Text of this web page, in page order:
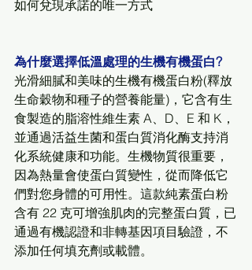
如何兌現承諾的唯一方式
為什麼選擇低溫處理的生機有機蛋白?
光滑細膩和美味的生機有機蛋白粉(釋放
生命穀物和種子的營養能量)，它含有生
食製造的脂溶性維生素 A、D、E 和 K，
並通過活益生菌和蛋白質消化酶支持消
化系統健康和功能。生機物質很重要，
因為熱量會使蛋白質變性，從而降低它
們對您身體的可用性。這款純素蛋白粉
含有 22 克可增強肌肉的完整蛋白質，已
通過有機認證和非轉基因項目驗證，不
添加任何填充劑或載體。